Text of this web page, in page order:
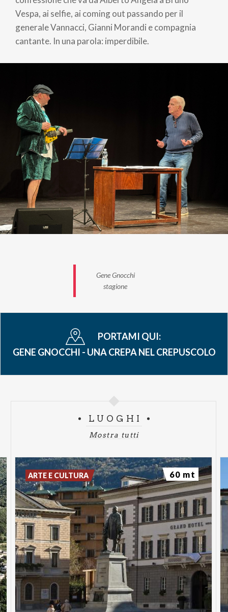
Vespa, ai selfie, ai coming out passando per il
generale Vannacci, Gianni Morandi e compagnia
cantante. In una parola: imperdibile.
Gene Gnocchi
stagione
PORTAMI QUI:
GENE GNOCCHI - UNA CREPA NEL CREPUSCOLO
LUOGHI
Mostra tutti
ARTE E CULTURA 60 mt